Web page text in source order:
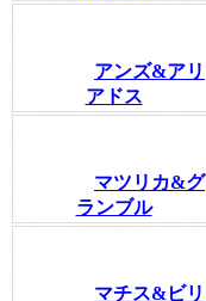
アンズ&アリ
アドス
マツリカ&グ
ランブル
マチス&ビリ